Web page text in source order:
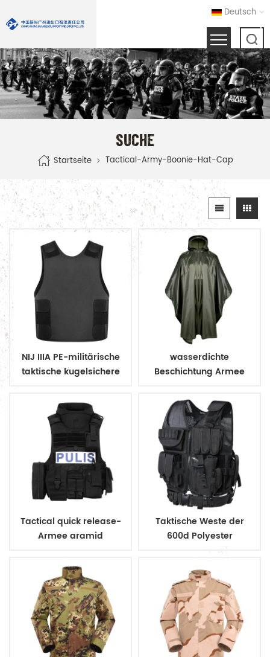
Deutsch
SUCHE
Startseite Tactical-Army-Boonie-Hat-Cap
NIJ IIIA PE-militärische
taktische kugelsichere
wasserdichte
Beschichtung Armee
Poncho
Tactical quick release-
Armee aramid
Taktische Weste der
600d Polyester